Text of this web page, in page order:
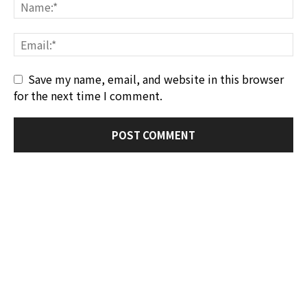
Save my name, email, and website in this browser
for the next time I comment.